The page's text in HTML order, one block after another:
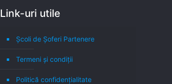
Link-uri utile
Școli de Șoferi Partenere
Termeni şi condiţii
Politică confidenţialitate